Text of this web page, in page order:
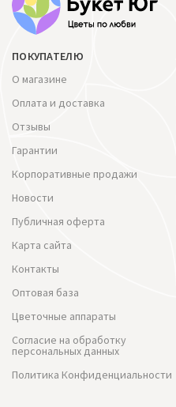
ПОКУПАТЕЛЮ
О магазине
Оплата и доставка
Отзывы
Гарантии
Корпоративные продажи
Новости
Публичная оферта
Карта сайта
Контакты
Оптовая база
Цветочные аппараты
Согласие на обработку
персональных данных
Политика Конфиденциальности